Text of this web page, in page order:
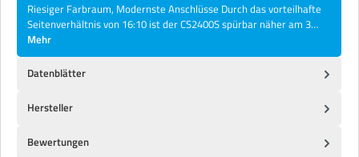
Riesiger Farbraum, Modernste Anschlüsse Durch das vorteilhafte
Seitenverhältnis von 16:10 ist der CS2400S spürbar näher am 3…
Mehr
Datenblätter
Hersteller
Bewertungen